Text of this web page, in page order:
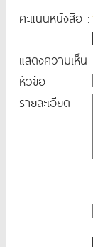
คะแนนหนังสือ :
แสดงความเห็น
หัวข้อ
รายละเอียด